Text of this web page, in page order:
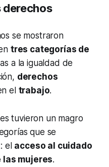
derechos
se mostraron
tres categorías de
a la igualdad de
derechos
el trabajo.
tuvieron un magro
que se
el acceso al cuidado
las mujeres.